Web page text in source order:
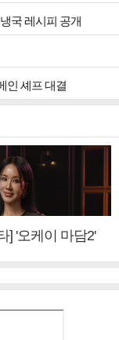
국 레시피 공개
인 셰프 대결
] '오케이 마담2'